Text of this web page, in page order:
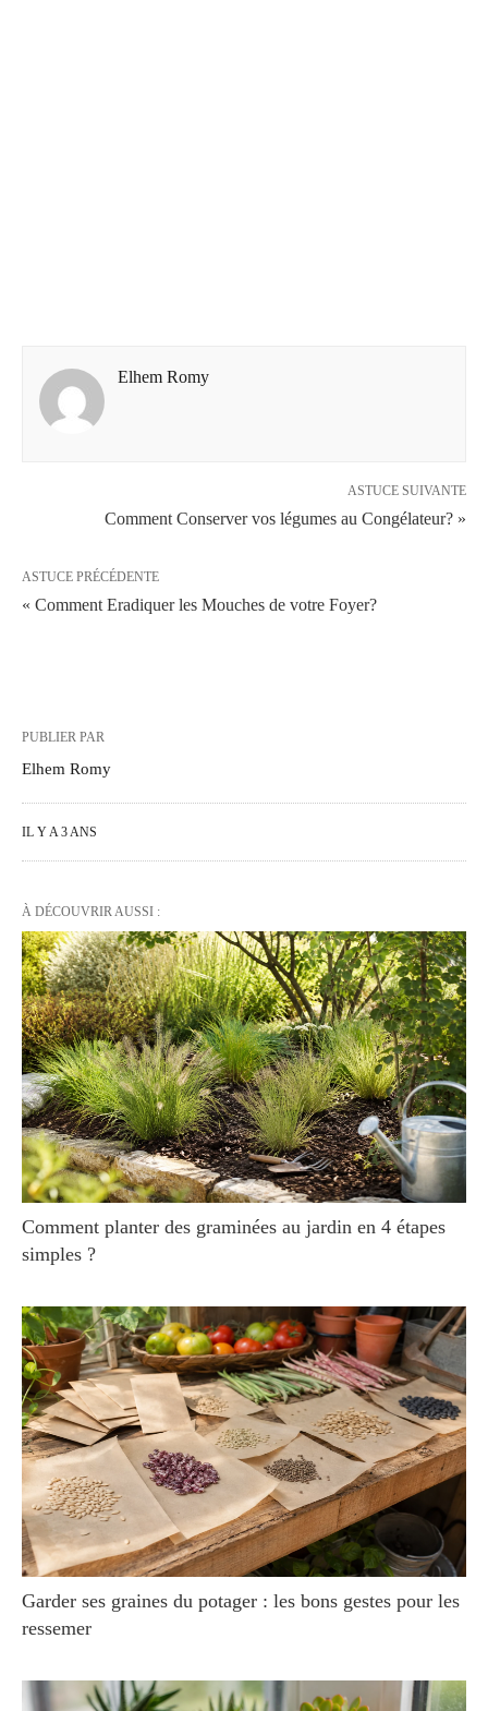
Elhem Romy
ASTUCE SUIVANTE
Comment Conserver vos légumes au Congélateur? »
ASTUCE PRÉCÉDENTE
« Comment Eradiquer les Mouches de votre Foyer?
PUBLIER PAR
Elhem Romy
IL Y A 3 ANS
À DÉCOUVRIR AUSSI :
Comment planter des graminées au jardin en 4 étapes
simples ?
Garder ses graines du potager : les bons gestes pour les
ressemer